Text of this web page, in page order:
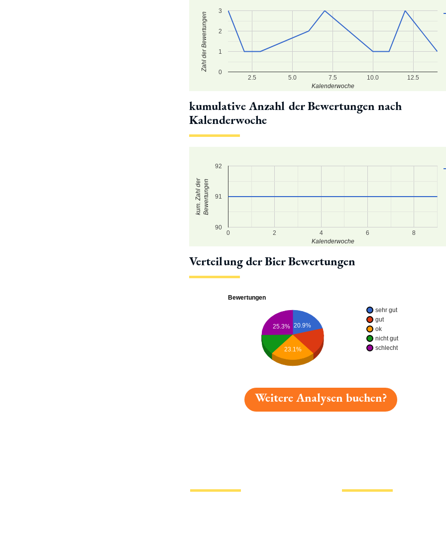
2.5 5.0 7.5 10.0 12.5
0
1
2
3
Kalenderwoche
Zahl der Bewertungen
kumulative Anzahl der Bewertungen nach
Kalenderwoche
0 2 4 6 8
90
91
92
Kalenderwoche
kum. Zahl derBewertungen
Verteilung der Bier Bewertungen
Bewertungen
sehr gut
gut
ok
nicht gut
schlecht
20.9%
25.3%
23.1%
Weitere Analysen buchen?